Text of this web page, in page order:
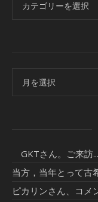
GKTさん。ご来訪...
当方，当年とって古
ピカリンさん、コメ